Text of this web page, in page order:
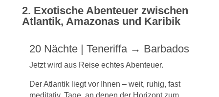
2. Exotische Abenteuer zwischen
Atlantik, Amazonas und Karibik
20 Nächte | Teneriffa → Barbados
Jetzt wird aus Reise echtes Abenteuer.
Der Atlantik liegt vor Ihnen – weit, ruhig, fast